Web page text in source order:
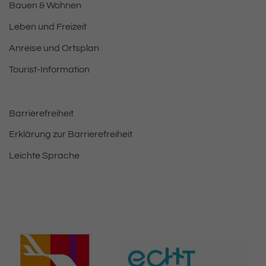
Bauen & Wohnen
Leben und Freizeit
Anreise und Ortsplan
Tourist-Information
Barrierefreiheit
Erklärung zur Barrierefreiheit
Leichte Sprache